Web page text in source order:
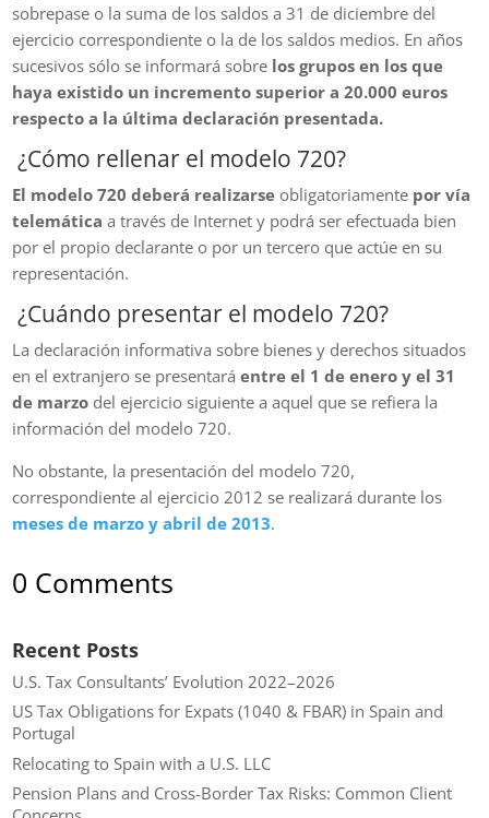
sobrepase o la suma de los saldos a 31 de diciembre del
ejercicio correspondiente o la de los saldos medios. En años
sucesivos sólo se informará sobre los grupos en los que
haya existido un incremento superior a 20.000 euros
respecto a la última declaración presentada.
¿Cómo rellenar el modelo 720?
El modelo 720 deberá realizarse obligatoriamente por vía
telemática a través de Internet y podrá ser efectuada bien
por el propio declarante o por un tercero que actúe en su
representación.
¿Cuándo presentar el modelo 720?
La declaración informativa sobre bienes y derechos situados
en el extranjero se presentaráentre el 1 de enero y el 31
de marzo del ejercicio siguiente a aquel que se refiera la
información del modelo 720.
No obstante, la presentación del modelo 720,
correspondiente al ejercicio 2012 se realizará durante los
meses de marzo y abril de 2013.
0 Comments
Recent Posts
U.S. Tax Consultants’ Evolution 2022–2026
US Tax Obligations for Expats (1040 & FBAR) in Spain and
Portugal
Relocating to Spain with a U.S. LLC
Pension Plans and Cross-Border Tax Risks: Common Client